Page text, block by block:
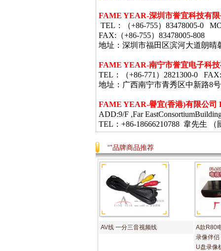
FAME YEAR-深圳市誉宜科技有
TEL ：（+86-755） 83478005-0
FAX: （+86-755） 83478005-808
地址：深圳市福田区滨河大道朗晴
FAME YEAR-南宁市誉宜电子科
TEL ：（+86-771 ） 2821300-0 FAX:
地址：广西南宁市青秀区中新路8
FAME YEAR-譽宜(香港)有限公司
ADD:9/F ,Far
TEL：+86-18666210788 韋先生
“”品牌商品推荐
AV线 一分三音视频线
A款R80
录像伴侣
U盘录像